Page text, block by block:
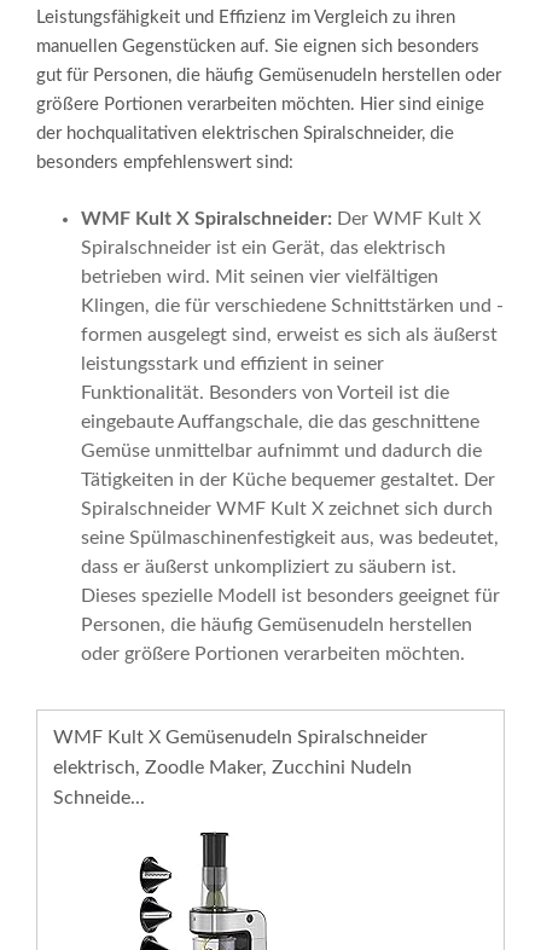
Leistungsfähigkeit und Effizienz im Vergleich zu ihren
manuellen Gegenstücken auf. Sie eignen sich besonders
gut für Personen, die häufig Gemüsenudeln herstellen oder
größere Portionen verarbeiten möchten. Hier sind einige
der hochqualitativen elektrischen Spiralschneider, die
besonders empfehlenswert sind:
WMF Kult X Spiralschneider: Der WMF Kult X
Spiralschneider ist ein Gerät, das elektrisch
betrieben wird. Mit seinen vier vielfältigen
Klingen, die für verschiedene Schnittstärken und -
formen ausgelegt sind, erweist es sich als äußerst
leistungsstark und effizient in seiner
Funktionalität. Besonders von Vorteil ist die
eingebaute Auffangschale, die das geschnittene
Gemüse unmittelbar aufnimmt und dadurch die
Tätigkeiten in der Küche bequemer gestaltet. Der
Spiralschneider WMF Kult X zeichnet sich durch
seine Spülmaschinenfestigkeit aus, was bedeutet,
dass er äußerst unkompliziert zu säubern ist.
Dieses spezielle Modell ist besonders geeignet für
Personen, die häufig Gemüsenudeln herstellen
oder größere Portionen verarbeiten möchten.
WMF Kult X Gemüsenudeln Spiralschneider
elektrisch, Zoodle Maker, Zucchini Nudeln
Schneide...